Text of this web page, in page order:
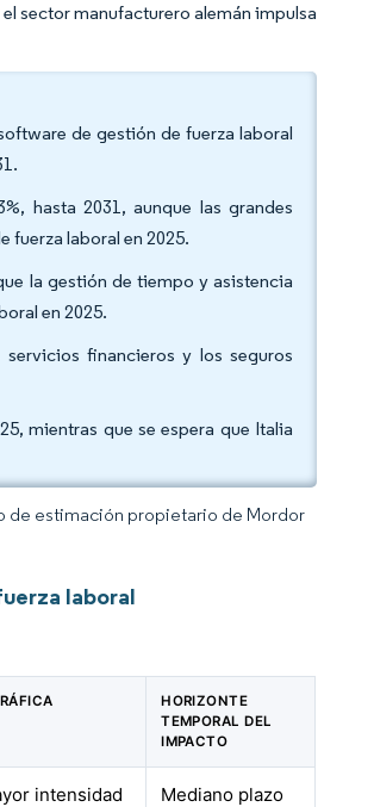
sector manufacturero alemán impulsa
de gestión de fuerza laboral
hasta 2031, aunque las grandes
fuerza laboral en 2025.
la gestión de tiempo y asistencia
en 2025.
financieros y los seguros
mientras que se espera que Italia
de estimación propietario de Mordor
laboral
HORIZONTE
TEMPORAL DEL
IMPACTO
intensidad
Mediano plazo